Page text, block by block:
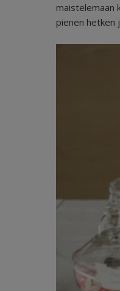
maistelemaan
pienen hetken